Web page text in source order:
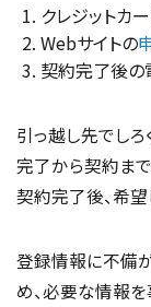
クレジットカ
Webサイトの
契約完了後の
引っ越し先でしろ
完了から契約ま
契約完了後、希望
登録情報に不備
め、必要な情報